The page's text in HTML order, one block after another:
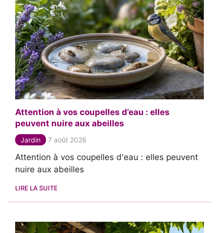
Attention à vos coupelles d’eau : elles
peuvent nuire aux abeilles
Jardin 7 août 2026
Attention à vos coupelles d'eau : elles peuvent
nuire aux abeilles
LIRE LA SUITE